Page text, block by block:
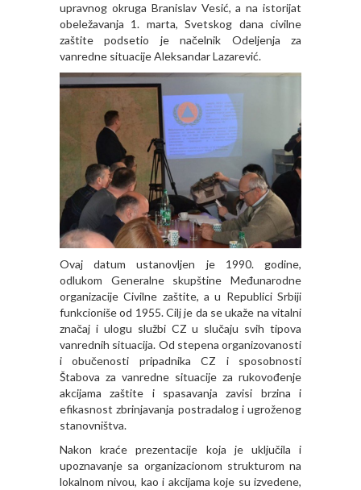
upravnog okruga Branislav Vesić, a na istorijat
obeležavanja 1. marta, Svetskog dana civilne
zaštite podsetio je načelnik Odeljenja za
vanredne situacije Aleksandar Lazarević.
Ovaj datum ustanovljen je 1990. godine,
odlukom Generalne skupštine Međunarodne
organizacije Civilne zaštite, a u Republici Srbiji
funkcioniše od 1955. Cilj je da se ukaže na vitalni
značaj i ulogu službi CZ u slučaju svih tipova
vanrednih situacija. Od stepena organizovanosti
i obučenosti pripadnika CZ i sposobnosti
Štabova za vanredne situacije za rukovođenje
akcijama zaštite i spasavanja zavisi brzina i
efikasnost zbrinjavanja postradalog i ugroženog
stanovništva.
Nakon kraće prezentacije koja je uključila i
upoznavanje sa organizacionom strukturom na
lokalnom nivou, kao i akcijama koje su izvedene,